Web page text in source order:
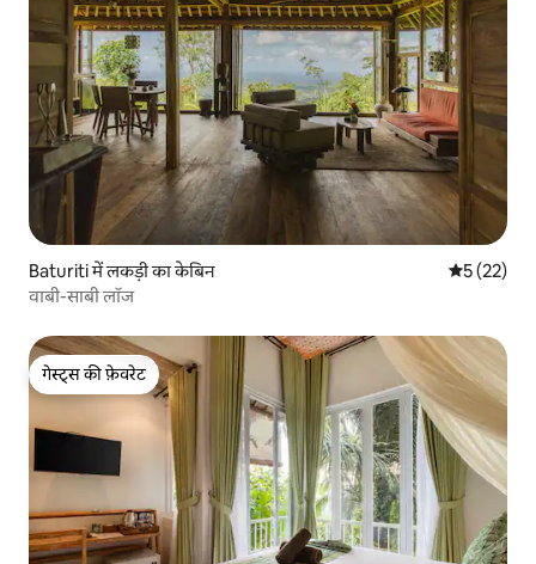
Baturiti में लकड़ी का केबिन औसत रेटिंग
5 (22)
वाबी-साबी लॉज
गेस्ट्स की फ़ेवरेट
गेस्ट्स की फ़ेवरेट